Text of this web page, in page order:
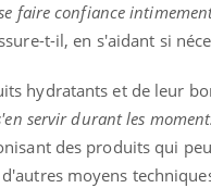
faire confiance
t-il, en s'aidant si
hydratants et de leur
servir durant les
des produits qui
moyens